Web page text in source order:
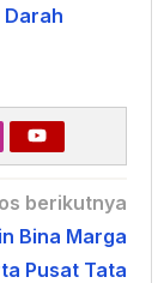
berikutnya
Bina Marga
Pusat Tata